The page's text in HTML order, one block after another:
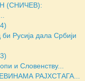
(СНИЧЕВ):
Русија дала Србији
и Словенству...
РАЈХСТАГА...